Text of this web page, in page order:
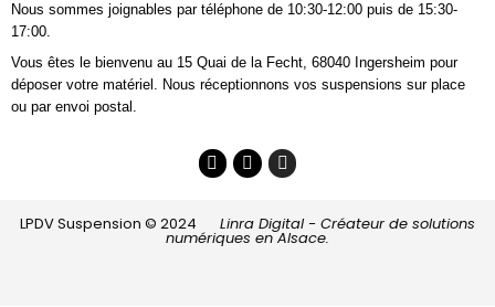
Nous sommes joignables par téléphone de 10:30-12:00 puis de 15:30-
17:00.
Vous êtes le bienvenu au 15 Quai de la Fecht, 68040 Ingersheim pour
déposer votre matériel. Nous réceptionnons vos suspensions sur place
ou par envoi postal.
LPDV Suspension © 2024 Linra Digital - Créateur de solutions
numériques en Alsace.